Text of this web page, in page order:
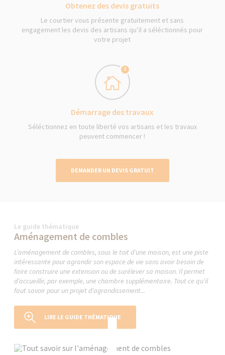
Obtenez des devis gratuits
Le courtier vous présente gratuitement et sans
engagement les devis des artisans qu’il a séléctionnés pour
votre projet
3
Démarrage des travaux
Séléctionnez en toute liberté vos artisans et les travaux
peuvent commencer !
DEMANDER UN DEVIS GRATUIT
Le guide thématique
Aménagement de combles
L’aménagement de combles, sous le toit d’une maison, est une piste
intéressante pour agrandir son espace de vie sans avoir besoin de
faire construire une extension ou de surélever sa maison. Il permet
d’accueillir, par exemple, une chambre supplémentaire. Tout ce qu’il
faut savoir pour un projet d’agrandissement...
LIRE LE GUIDE THÉMATIQUE